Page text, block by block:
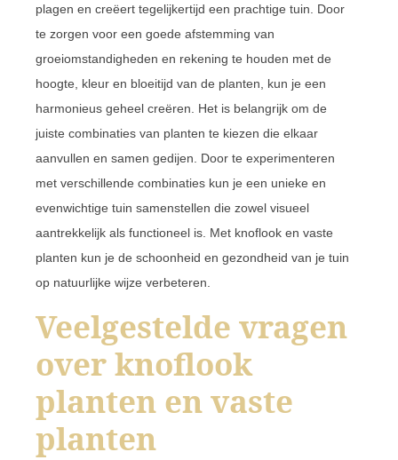
plagen en creëert tegelijkertijd een prachtige tuin. Door
te zorgen voor een goede afstemming van
groeiomstandigheden en rekening te houden met de
hoogte, kleur en bloeitijd van de planten, kun je een
harmonieus geheel creëren. Het is belangrijk om de
juiste combinaties van planten te kiezen die elkaar
aanvullen en samen gedijen. Door te experimenteren
met verschillende combinaties kun je een unieke en
evenwichtige tuin samenstellen die zowel visueel
aantrekkelijk als functioneel is. Met knoflook en vaste
planten kun je de schoonheid en gezondheid van je tuin
op natuurlijke wijze verbeteren.
Veelgestelde vragen
over knoflook
planten en vaste
planten